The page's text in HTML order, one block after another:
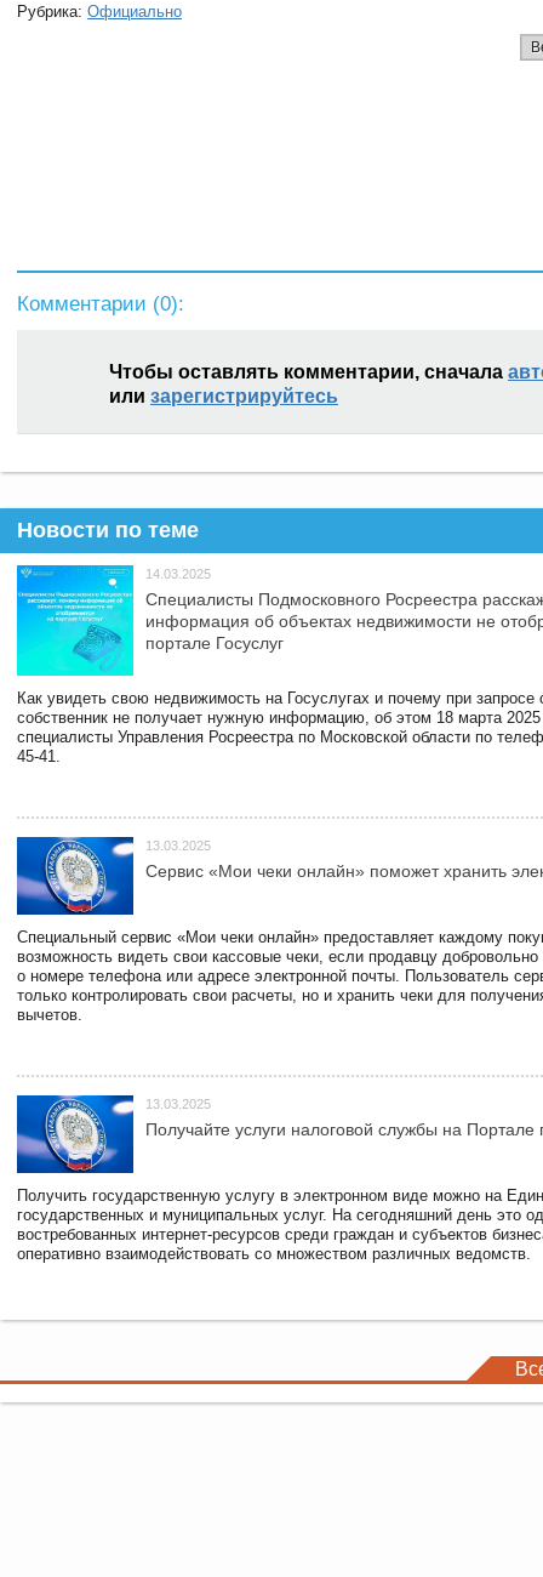
Рубрика: Официально
Комментарии (0):
Чтобы оставлять комментарии, сначала
или зарегистрируйтесь
Новости по теме
14.03.2025
Специалисты Подмосковного Росреестра
информация об объектах недвижимости не
портале Госуслуг
Как увидеть свою недвижимость на Госуслугах и почему при запросе
собственник не получает нужную информацию, об этом 18 марта 2025
специалисты Управления Росреестра по Московской области по
45-41.
13.03.2025
Сервис «Мои чеки онлайн» поможет хранить
Специальный сервис «Мои чеки онлайн» предоставляет каждому
возможность видеть свои кассовые чеки, если продавцу
о номере телефона или адресе электронной почты. Пользователь
только контролировать свои расчеты, но и хранить чеки для
вычетов.
13.03.2025
Получайте услуги налоговой службы на Портале
Получить государственную услугу в электронном виде можно на
государственных и муниципальных услуг. На сегодняшний день это
востребованных интернет-ресурсов среди граждан и субъектов
оперативно взаимодействовать со множеством различных ведомств.